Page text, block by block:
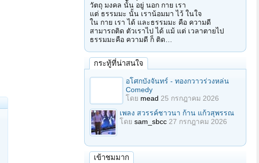
วัตถุ มงคล นั้น อยู่ นอก กาย เรา
แต่ ธรรมมะ นั้น เราน้อมมา ไว้ ในใจ
ใน กาย เรา ได้ และธรรมมะ คือ ความดี
สามารถติด ตัวเราไป ได้ แม้ แต่ เวลาตายไป
ธรรมมะคือ ความดี ก็ ติด…
กระทู้ที่น่าสนใจ
อโศกบังจันทร์ - ทองกวาวร่วงหล่น
Comedy
โดย mead 25 กรกฎาคม 2026
เพลง สวรรค์ชาวนา ก้าน แก้วสุพรรณ
โดย sam_sbcc 27 กรกฎาคม 2026
เข้าชมมาก